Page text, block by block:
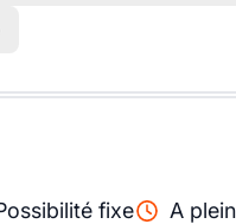
fixe A